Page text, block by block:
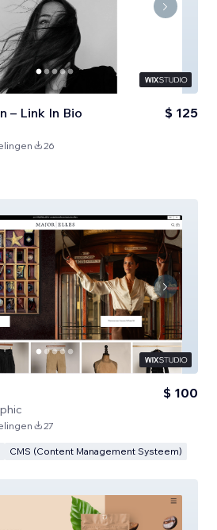
– Link In Bio $ 125
26
$ 100
27
CMS (Content Management Systeem)